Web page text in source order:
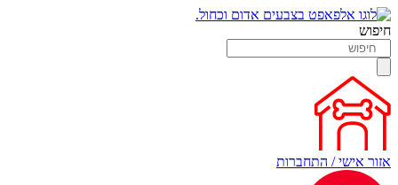
חיפוש
אזור אישי / התחברות